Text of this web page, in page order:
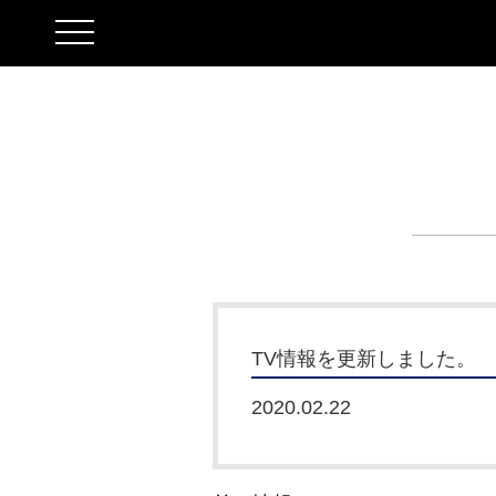
toggle
navigation
TV情報を更新しました。
2020.02.22